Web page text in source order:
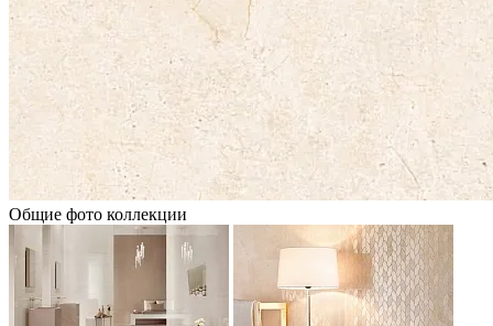
Общие фото коллекции